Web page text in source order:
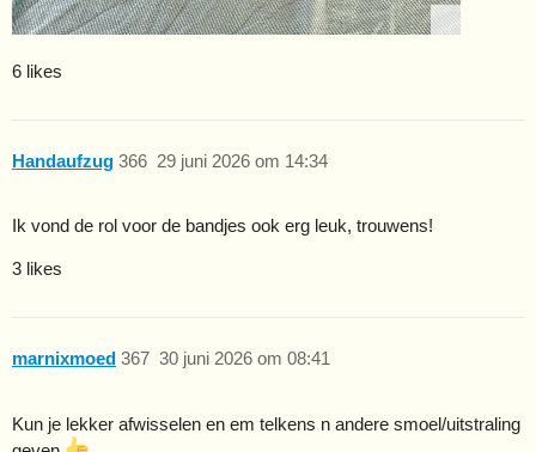
6 likes
Handaufzug 29 juni 2026 om 14:34
366
Ik vond de rol voor de bandjes ook erg leuk, trouwens!
3 likes
marnixmoed 30 juni 2026 om 08:41
367
Kun je lekker afwisselen en em telkens n andere smoel/uitstraling